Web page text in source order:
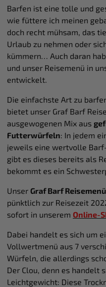
Barfen ist eine tolle und
wie füttere ich meinen
doch recht mühsam, das
Urlaub zu nehmen oder
kümmern… Auch daran
und unser Reisemenü in
entwickelt.
Die einfachste Art zu
bietet unser Graf Barf
ausgewogenen Mix aus
Futterwürfeln: In jedem
jeweils eine wertvolle
gibt es dieses bereits als
bekommt es ein
Unser Graf Barf
pünktlich zur Reisezeit
sofort in unserem Online-
Dabei handelt es sich um
Vollwertmenü aus 7
Würfeln, die allerdings
Der Clou, denn es handelt
Leichtgewicht: Diese